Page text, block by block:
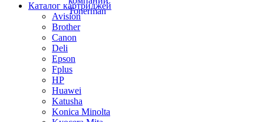
Каталог картриджей
Avision
Brother
Canon
Deli
Epson
Fplus
HP
Huawei
Katusha
Konica Minolta